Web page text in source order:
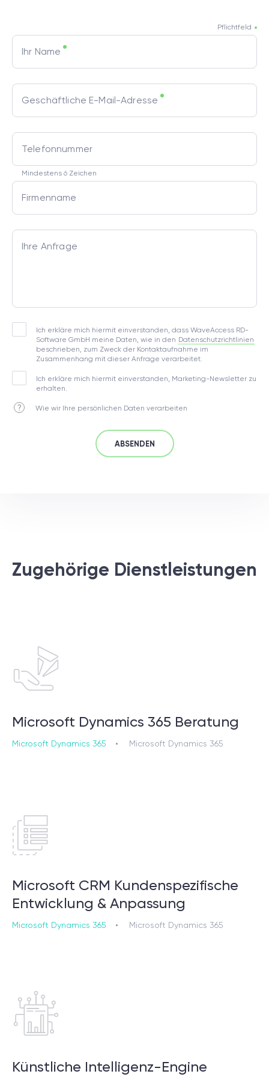
Pflichtfeld
Ihr Name
Geschäftliche E-Mail-Adresse
Telefonnummer
Mindestens 6 Zeichen
Firmenname
Ihre Anfrage
Ich erkläre mich hiermit einverstanden, dass WaveAccess RD-
Software GmbH meine Daten, wie in den Datenschutzrichtlinien
beschrieben, zum Zweck der Kontaktaufnahme im
Zusammenhang mit dieser Anfrage verarbeitet.
Ich erkläre mich hiermit einverstanden, Marketing-Newsletter zu
erhalten.
Wie wir Ihre persönlichen Daten verarbeiten
ABSENDEN
Zugehörige Dienstleistungen
Microsoft Dynamics 365 Beratung
Microsoft Dynamics 365 Microsoft Dynamics 365
Microsoft CRM Kundenspezifische
Entwicklung & Anpassung
Microsoft Dynamics 365 Microsoft Dynamics 365
Künstliche Intelligenz-Engine